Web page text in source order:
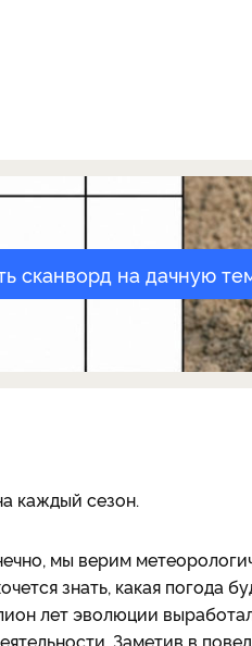
сканворд на дачную
каждый сезон.
мы верим
знать, какая погода
лет эволюции
Заметив в